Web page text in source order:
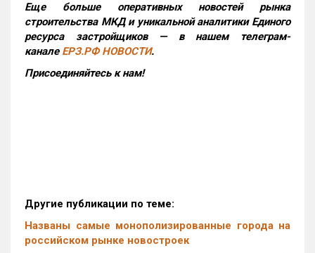
Еще больше оперативных новостей рынка
строительства МКД и уникальной аналитики Единого
ресурса застройщиков — в нашем телеграм-
канале ЕРЗ.РФ НОВОСТИ.
Присоединяйтесь к нам!
Другие публикации по теме:
Названы самые монополизированные города на
российском рынке новостроек